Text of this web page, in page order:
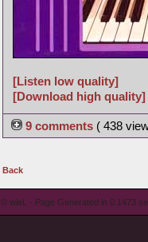
[Listen low quality]
[Download high quality]
9 comments ( 438
Back
© wieL - Page Generated in 0.1473